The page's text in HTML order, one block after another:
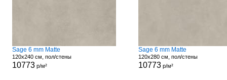
Sage 6 mm Matte
120x240 см, пол/стены
10773р/м²
Sage 6 mm Matte
120x280 см, пол/стены
10773р/м²